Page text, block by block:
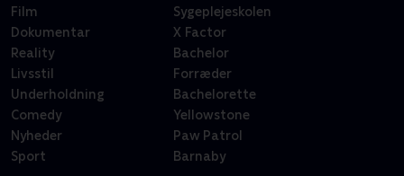
Film
Dokumentar
Reality
Livsstil
Underholdning
Comedy
Nyheder
Sport
Sygeplejeskolen
X Factor
Bachelor
Forræder
Bachelorette
Yellowstone
Paw Patrol
Barnaby